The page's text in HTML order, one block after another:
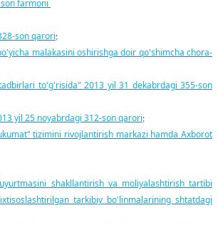
farmoni
son qarori;
malakasini oshirishga doir qo'shimcha chora-
to'g'risida" 2013 yil 31 dekabrdagi 355-son
yil 25 noyabrdagi 312-son qarori;
tizimini rivojlantirish markazi hamda Axborot
shakllantirish va moliyalashtirish tartibi
tarkibiy bo'linmalarining shtatdagi